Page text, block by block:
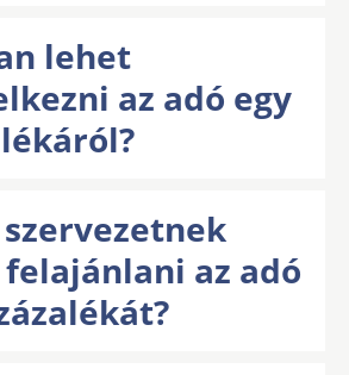
lehet
az adó egy
az adó